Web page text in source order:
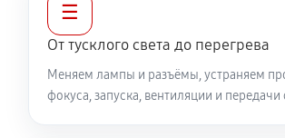
☰
От тусклого света до перегрева
Меняем лампы и разъёмы, устраняем
фокуса, запуска, вентиляции и передачи